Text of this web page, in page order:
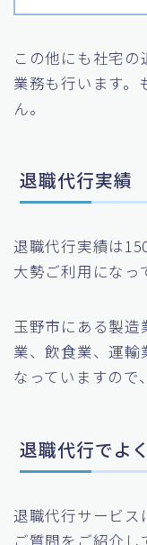
この他にも社宅
業務も行います。
ん。
退職代行実績
退職代行実績は
大勢ご利用になっ
玉野市にある製造
業、飲食業、運輸
なっていますので
退職代行でよ
退職代行サービス
ご質問をご紹介し